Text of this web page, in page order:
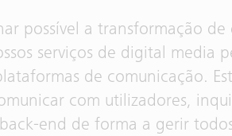
possível a transformação
serviços de digital media
de comunicação.
com utilizadores,
end de forma a gerir